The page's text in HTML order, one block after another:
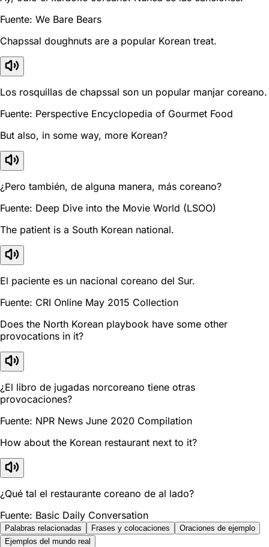
Fuente: We Bare Bears
Chapssal doughnuts are a popular Korean treat.
Los rosquillas de chapssal son un popular manjar coreano.
Fuente: Perspective Encyclopedia of Gourmet Food
But also, in some way, more Korean?
¿Pero también, de alguna manera, más coreano?
Fuente: Deep Dive into the Movie World (LSOO)
The patient is a South Korean national.
El paciente es un nacional coreano del Sur.
Fuente: CRI Online May 2015 Collection
Does the North Korean playbook have some other
provocations in it?
¿El libro de jugadas norcoreano tiene otras
provocaciones?
Fuente: NPR News June 2020 Compilation
How about the Korean restaurant next to it?
¿Qué tal el restaurante coreano de al lado?
Fuente: Basic Daily Conversation
Palabras relacionadas Frases y colocaciones
Oraciones de ejemplo
Ejemplos del mundo real